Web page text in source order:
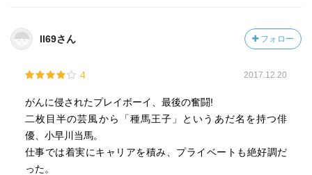
ll69さん フォロー
4 2017.12.20
がんに侵されたプレイボーイ、最後の奮闘!
二枚目半の芸風から「種馬王子」というあだ名を持つ俳
優、小早川当馬。
仕事では着実にキャリアを積み、プライベートも絶好調だ
った。